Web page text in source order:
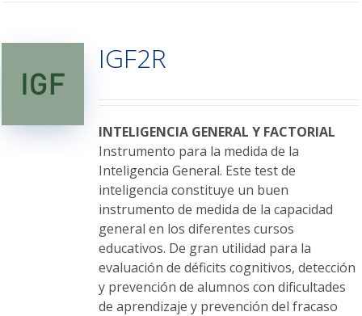
Las
opciones
elegir
en
la
página
de
producto
IGF2R
INTELIGENCIA GENERAL Y FACTORIAL
Instrumento para la medida de la
Inteligencia General. Este test de
inteligencia constituye un buen
instrumento de medida de la capacidad
general en los diferentes cursos
educativos. De gran utilidad para la
evaluación de déficits cognitivos, detección
y prevención de alumnos con dificultades
de aprendizaje y prevención del fracaso